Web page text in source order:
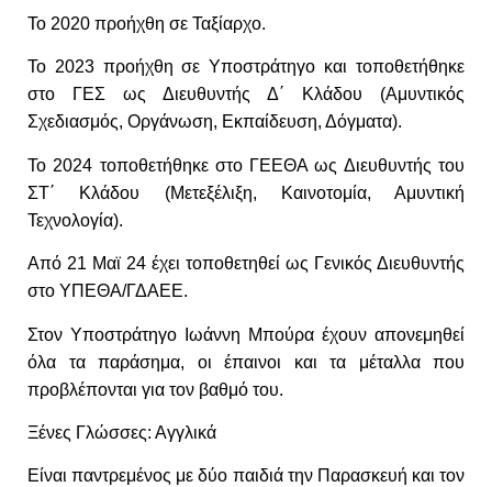
Το 2020 προήχθη σε Ταξίαρχο.
Το 2023 προήχθη σε Υποστράτηγο και τοποθετήθηκε
στο ΓΕΣ ως Διευθυντής Δ΄ Κλάδου (Αμυντικός
Σχεδιασμός, Οργάνωση, Εκπαίδευση, Δόγματα).
Το 2024 τοποθετήθηκε στο ΓΕΕΘΑ ως Διευθυντής του
ΣΤ΄ Κλάδου (Μετεξέλιξη, Καινοτομία, Αμυντική
Τεχνολογία).
Από 21 Μαϊ 24 έχει τοποθετηθεί ως Γενικός Διευθυντής
στο ΥΠΕΘΑ/ΓΔΑΕΕ.
Στον Υποστράτηγο Ιωάννη Μπούρα έχουν απονεμηθεί
όλα τα παράσημα, οι έπαινοι και τα μέταλλα που
προβλέπονται για τον βαθμό του.
Ξένες Γλώσσες: Αγγλικά
Είναι παντρεμένος με δύο παιδιά την Παρασκευή και τον